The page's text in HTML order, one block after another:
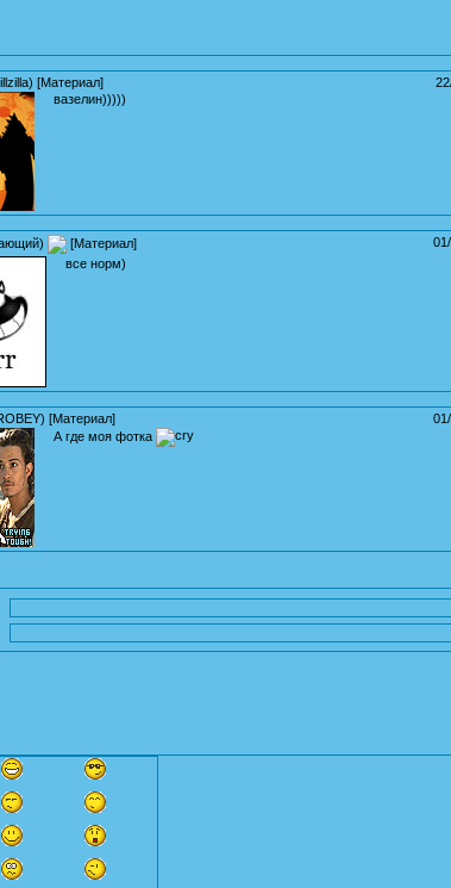
) [Материал]
вазелин)))))
) [Материал]
все норм)
) [Материал]
А где моя фотка